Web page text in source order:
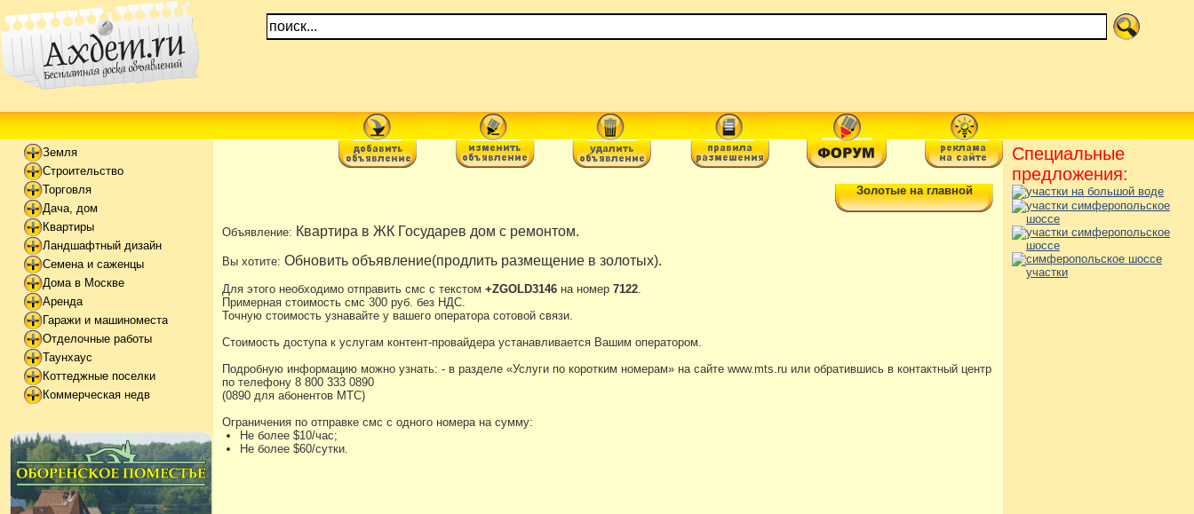
Земля
Строительство
Торговля
Дача, дом
Квартиры
Ландшафтный дизайн
Семена и саженцы
Дома в Москве
Аренда
Гаражи и машиноместа
Отделочные работы
Таунхаус
Коттеджные поселки
Коммерческая недв
Золотые на главной
Объявление: Квартира в ЖК Государев дом с ремонтом.
Вы хотите: Обновить объявление(продлить размещение в золотых).
Для этого необходимо отправить смс с текстом +ZGOLD3146 на номер 7122.
Примерная стоимость смс 300 руб. без НДС.
Точную стоимость узнавайте у вашего оператора сотовой связи.
Стоимость доступа к услугам контент-провайдера устанавливается Вашим оператором.
Подробную информацию можно узнать: - в разделе «Услуги по коротким номерам» на сайте www.mts.ru или обратившись в контактный центр
по телефону 8 800 333 0890
(0890 для абонентов МТС)
Ограничения по отправке смс с одного номера на сумму:
Не более $10/час;
Не более $60/сутки.
Специальные
предложения: